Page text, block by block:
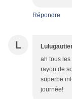
Répondre
L
ah tous les
rayon de
superbe
journée!